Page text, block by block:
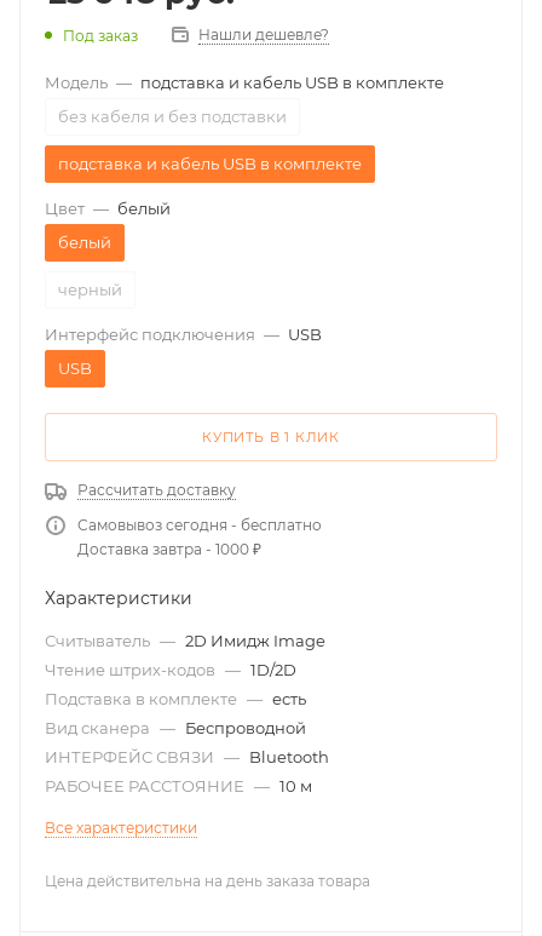
Под заказ Нашли дешевле?
Модель — подставка и кабель USB в комплекте
без кабеля и без подставки
подставка и кабель USB в комплекте
Цвет — белый
белый
черный
Интерфейс подключения — USB
USB
КУПИТЬ В 1 КЛИК
Рассчитать доставку
Самовывоз сегодня - бесплатно
Доставка завтра - 1000 ₽
Характеристики
Считыватель — 2D Имидж Image
Чтение штрих-кодов — 1D/2D
Подставка в комплекте — есть
Вид сканера — Беспроводной
ИНТЕРФЕЙС СВЯЗИ
— Bluetooth
РАБОЧЕЕ РАССТОЯНИЕ — 10 м
Все характеристики
Цена действительна на день заказа товара